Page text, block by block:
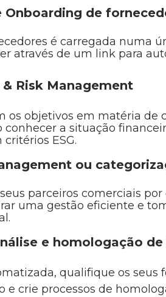
Onboarding de
é carregada numa
através de um link para
Risk Management
os objetivos em matéria de
conhecer a situação
ESG.
ou
parceiros comerciais
uma gestão eficiente e
e homologação
qualifique os seus
e crie processos de